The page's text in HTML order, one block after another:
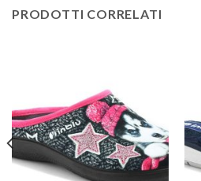
PRODOTTI CORRELATI